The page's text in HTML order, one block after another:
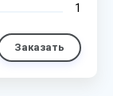
1
Заказать